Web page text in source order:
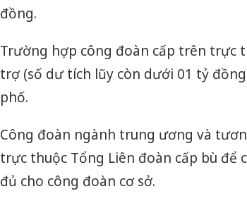
đồng.
Trường hợp công đoàn cấp trên trực
trợ (số dư tích lũy còn dưới 01 tỷ
phố.
Công đoàn ngành trung ương và
trực thuộc Tổng Liên đoàn cấp bù để
đủ cho công đoàn cơ sở.